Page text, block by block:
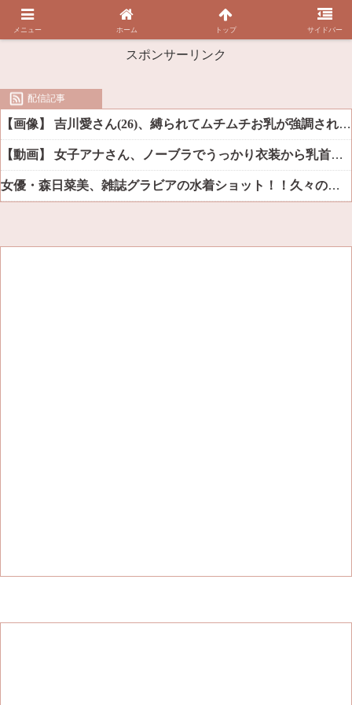
スポンサーリンク
配信記事
【画像】 吉川愛さん(26)、縛られてムチムチお乳が強調されてしまう
【動画】 女子アナさん、ノーブラでうっかり衣装から乳首が透けてしまう放送事故ｗｗｗ
女優・森日菜美、雑誌グラビアの水着ショット！！久々の姿にファン悶絶ｗｗ
メニュー ホーム トップ サイドバー